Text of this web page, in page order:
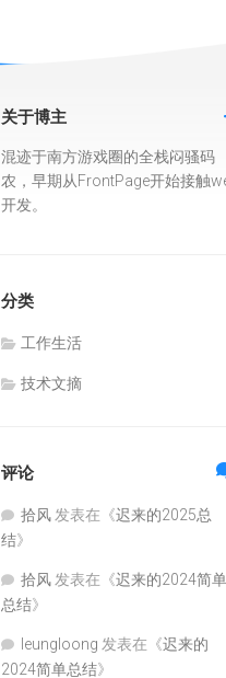
关于博主
混迹于南方游戏圈的全栈闷骚码
农，早期从FrontPage开始接触
开发。
分类
工作生活
技术文摘
评论
拾风 发表在《迟来的2025总
结》
拾风 发表在《迟来的2024简单
总结》
leungloong 发表在《迟来的
2024简单总结》